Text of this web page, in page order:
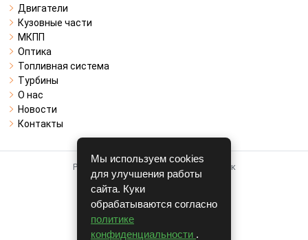
Двигатели
Кузовные части
МКПП
Оптика
Топливная система
Турбины
О нас
Новости
Контакты
Работает на системе для авторазборок
CARRO.БИЗНЕС
Полная версия
© COPYRIGHT 2026 г.
v1.1.24
Мы используем cookies
для улучшения работы
сайта. Куки
обрабатываются согласно
политике
конфиденциальности .